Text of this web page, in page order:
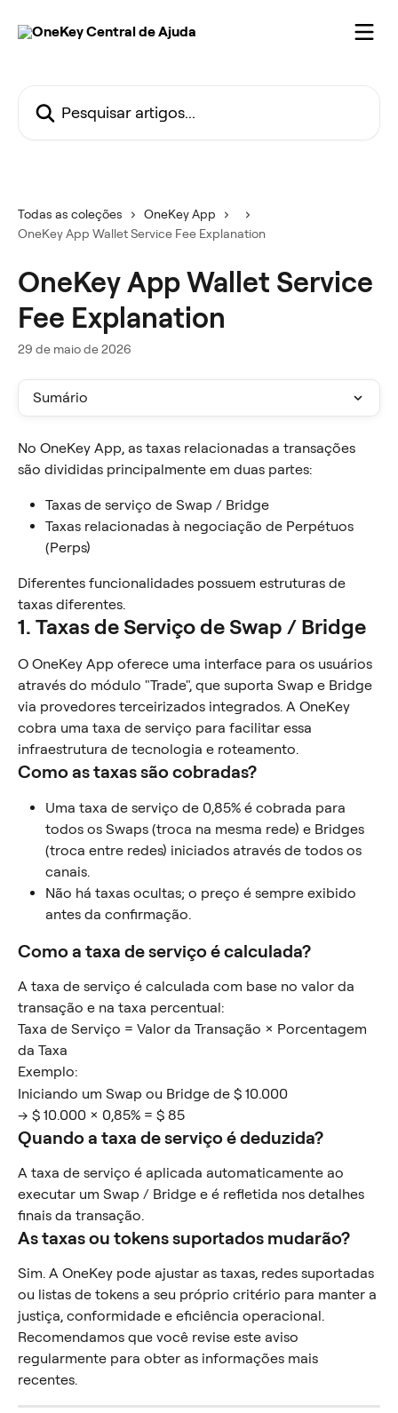
Todas as coleções
OneKey App
OneKey App Wallet Service Fee Explanation
OneKey App Wallet Service
Fee Explanation
29 de maio de 2026
Sumário
No OneKey App, as taxas relacionadas a transações
são divididas principalmente em duas partes:
Taxas de serviço de Swap / Bridge
Taxas relacionadas à negociação de Perpétuos
(Perps)
Diferentes funcionalidades possuem estruturas de
taxas diferentes.
1. Taxas de Serviço de Swap / Bridge
O OneKey App oferece uma interface para os usuários
através do módulo "Trade", que suporta Swap e Bridge
via provedores terceirizados integrados. A OneKey
cobra uma taxa de serviço para facilitar essa
infraestrutura de tecnologia e roteamento.
Como as taxas são cobradas?
Uma taxa de serviço de 0,85% é cobrada para
todos os Swaps (troca na mesma rede) e Bridges
(troca entre redes) iniciados através de todos os
canais.
Não há taxas ocultas; o preço é sempre exibido
antes da confirmação.
Como a taxa de serviço é calculada?
A taxa de serviço é calculada com base no valor da
transação e na taxa percentual:
Taxa de Serviço = Valor da Transação × Porcentagem
da Taxa
Exemplo:
Iniciando um Swap ou Bridge de $ 10.000
→ $ 10.000 × 0,85% = $ 85
Quando a taxa de serviço é deduzida?
A taxa de serviço é aplicada automaticamente ao
executar um Swap / Bridge e é refletida nos detalhes
finais da transação.
As taxas ou tokens suportados mudarão?
Sim. A OneKey pode ajustar as taxas, redes suportadas
ou listas de tokens a seu próprio critério para manter a
justiça, conformidade e eficiência operacional.
Recomendamos que você revise este aviso
regularmente para obter as informações mais
recentes.